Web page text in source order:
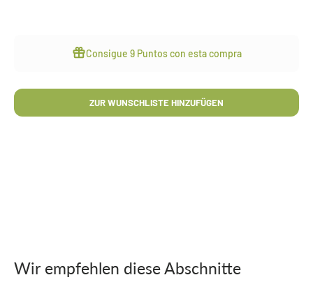
Consigue 9 Puntoscon esta compra
ZUR WUNSCHLISTE HINZUFÜGEN
Wir empfehlen diese Abschnitte